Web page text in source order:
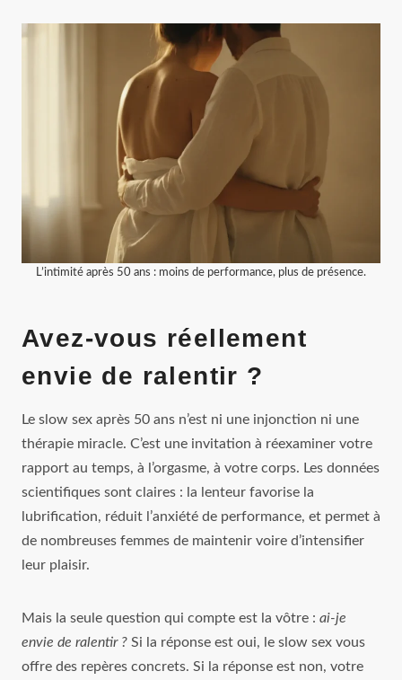
L’intimité après 50 ans : moins de performance, plus de présence.
Avez-vous réellement
envie de ralentir ?
Le slow sex après 50 ans n’est ni une injonction ni une
thérapie miracle. C’est une invitation à réexaminer votre
rapport au temps, à l’orgasme, à votre corps. Les données
scientifiques sont claires : la lenteur favorise la
lubrification, réduit l’anxiété de performance, et permet à
de nombreuses femmes de maintenir voire d’intensifier
leur plaisir.
Mais la seule question qui compte est la vôtre : ai‑je
envie de ralentir ? Si la réponse est oui, le slow sex vous
offre des repères concrets. Si la réponse est non, votre